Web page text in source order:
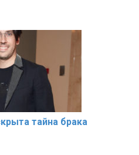
тaйна брaка